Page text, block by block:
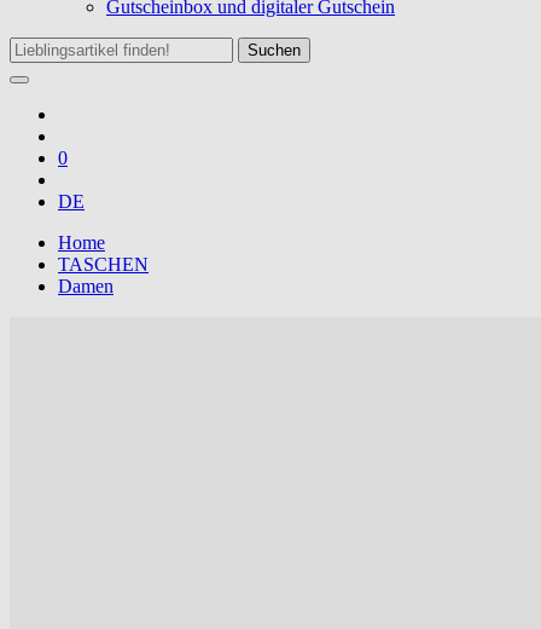
Gutscheinbox und digitaler Gutschein
Suchen
0
DE
Home
TASCHEN
Damen